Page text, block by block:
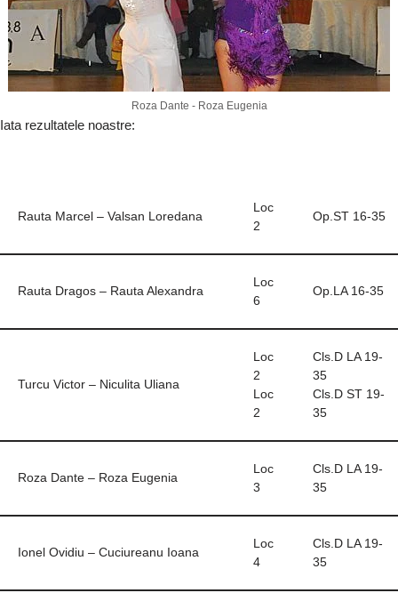
Roza Dante - Roza Eugenia
Iata rezultatele noastre:
Rauta Marcel – Valsan Loredana
Loc
2
Op.ST 16-35
Rauta Dragos – Rauta Alexandra
Loc
6
Op.LA 16-35
Turcu Victor – Niculita Uliana
Loc
2
Loc
2
Cls.D LA 19-
35
Cls.D ST 19-
35
Roza Dante – Roza Eugenia
Loc
3
Cls.D LA 19-
35
Ionel Ovidiu – Cuciureanu Ioana
Loc
4
Cls.D LA 19-
35